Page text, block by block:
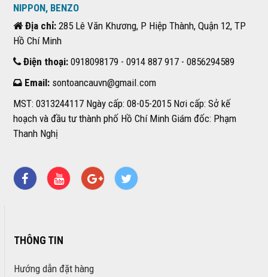
NIPPON, BENZO
Địa chỉ: 285 Lê Văn Khương, P Hiệp Thành, Quận 12, TP
Hồ Chí Minh
Điện thoại: 0918098179 - 0914 887 917 - 0856294589
Email: sontoancauvn@gmail.com
MST: 0313244117 Ngày cấp: 08-05-2015 Nơi cấp: Sở kế
hoạch và đầu tư thành phố Hồ Chí Minh Giám đốc: Phạm
Thanh Nghị
THÔNG TIN
Hướng dẫn đặt hàng